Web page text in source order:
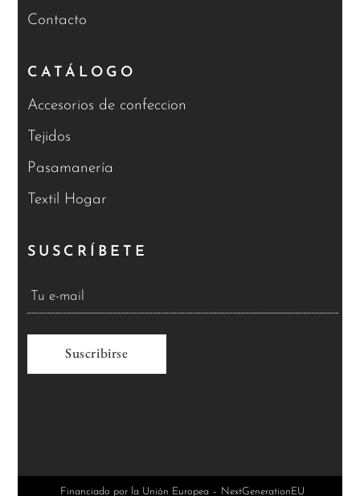
Contacto
CATÁLOGO
Accesorios de confeccion
Tejidos
Pasamanería
Textil Hogar
SUSCRÍBETE
Financiado por la Unión Europea – NextGenerationEU